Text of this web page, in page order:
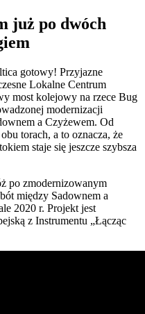
już po dwóch
gotowy! Przyjazne
Lokalne Centrum
most kolejowy na rzece Bug
modernizacji
a Czyżewem. Od
torach, a to oznacza, że
staje się jeszcze szybsza
po zmodernizowanym
między Sadownem a
2020 r. Projekt jest
z Instrumentu „Łącząc